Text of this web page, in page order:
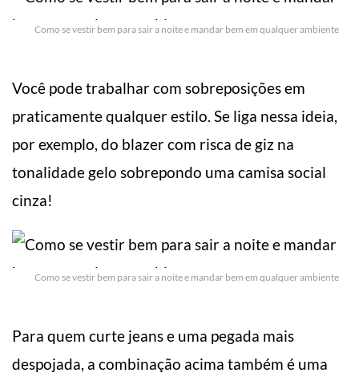
Como se vestir bem para sair a noite e mandar bem em qualquer ambiente
Você pode trabalhar com sobreposições em
praticamente qualquer estilo. Se liga nessa ideia,
por exemplo, do blazer com risca de giz na
tonalidade gelo sobrepondo uma camisa social
cinza!
Como se vestir bem para sair a noite e mandar bem em qualquer ambiente
Para quem curte jeans e uma pegada mais
despojada, a combinação acima também é uma